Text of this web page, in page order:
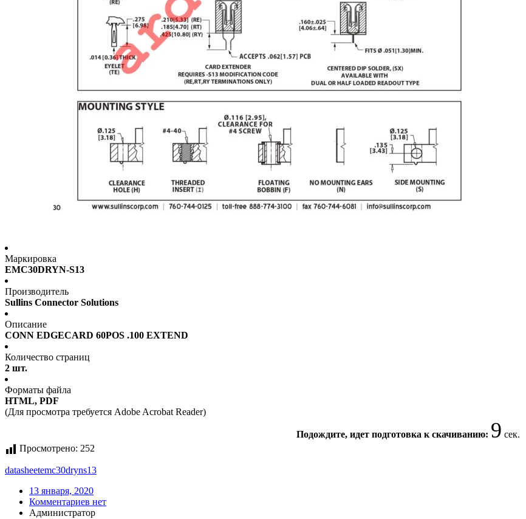
Маркировка
EMC30DRYN-S13
Производитель
Sullins Connector Solutions
Описание
CONN EDGECARD 60POS .100 EXTEND
Количество страниц
2 шт.
Форматы файла
HTML, PDF
(Для просмотра требуется Adobe Acrobat Reader)
Подождите, идет подготовка к скачиванию: 8 сек.
Просмотрено: 252
datasheetemc30dryns13
13 января, 2020
Комментариев нет
Администратор